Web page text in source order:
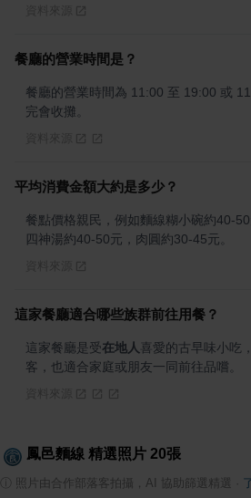
餐廳的營業時間是？
餐廳的營業時間為 11:00 至 19:00 或
完會收攤。
平均消費金額大約是多少？
餐點價格親民，例如麵線糊小碗約40-
四神湯約40-50元，肉圓約30-45元。
這家餐廳適合哪些族群前往用餐？
這家餐廳是受在地人 喜愛的古早味小吃
客，也適合家庭或朋友一同前往品嚐。
鳳邑麵線 精選照片 20張
照片由合作部落客拍攝，AI 協助篩選精選